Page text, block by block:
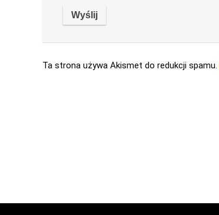
Ta strona używa Akismet do redukcji spamu.